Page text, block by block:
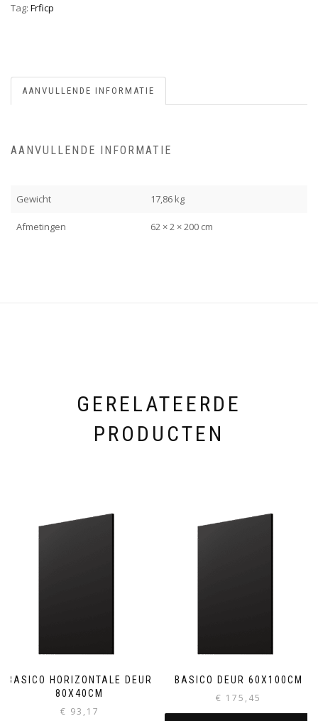
Tag: Frficp
AANVULLENDE INFORMATIE
AANVULLENDE INFORMATIE
Gewicht 17,86 kg
Afmetingen 62 × 2 × 200 cm
GERELATEERDE
PRODUCTEN
BASICO HORIZONTALE DEUR
80X40CM
€ 93,17
BASICO DEUR 60X100CM
€ 175,45